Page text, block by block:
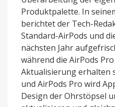
Produktpalette. In
berichtet der Tech-
Standard-AirPods und
nächsten Jahr
während die AirPods
Aktualisierung erhalten
und AirPods Pro wird
Design der Ohrstöpsel